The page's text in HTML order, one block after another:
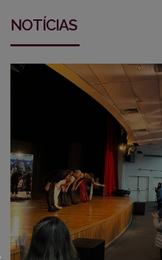
NOTÍCIAS